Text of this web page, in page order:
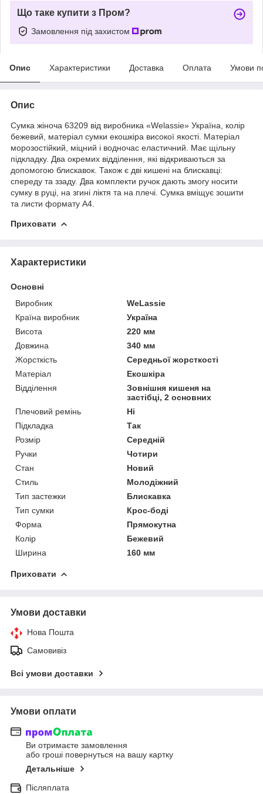
Що таке купити з Пром?
Замовлення під захистом
Опис Характеристики Доставка Оплата Умови
Опис
Сумка жіноча 63209 від виробника «Welassie» Україна, колір
бежевий, матеріал сумки екошкіра високої якості. Матеріал
морозостійкий, міцний і водночас еластичний. Має щільну
підкладку. Два окремих відділення, які відкриваються за
допомогою блискавок. Також є дві кишені на блискавці:
спереду та ззаду. Два комплекти ручок дають змогу носити
сумку в руці, на згині ліктя та на плечі. Сумка вміщує зошити
та листи формату А4.
Приховати
Характеристики
Основні
Виробник
WeLassie
Країна виробник
Україна
Висота
220 мм
Довжина
340 мм
Жорсткість
Середньої жорсткості
Матеріал
Екошкіра
Відділення
Зовнішня кишеня на
застібці, 2 основних
Плечовий ремінь
Ні
Підкладка
Так
Розмір
Середній
Ручки
Чотири
Стан
Новий
Стиль
Молодіжний
Тип застежки
Блискавка
Тип сумки
Крос-боді
Форма
Прямокутна
Колір
Бежевий
Ширина
160 мм
Приховати
Умови доставки
Нова Пошта
Самовивіз
Всі умови доставки
Умови оплати
Ви отримаєте замовлення
або гроші повернуться на вашу картку
Детальніше
Післяплата